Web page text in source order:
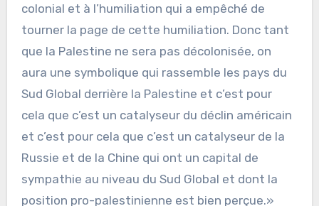
colonial et à l’humiliation qui a empêché de
tourner la page de cette humiliation. Donc tant
que la Palestine ne sera pas décolonisée, on
aura une symbolique qui rassemble les pays du
Sud Global derrière la Palestine et c’est pour
cela que c’est un catalyseur du déclin américain
et c’est pour cela que c’est un catalyseur de la
Russie et de la Chine qui ont un capital de
sympathie au niveau du Sud Global et dont la
position pro-palestinienne est bien perçue.»